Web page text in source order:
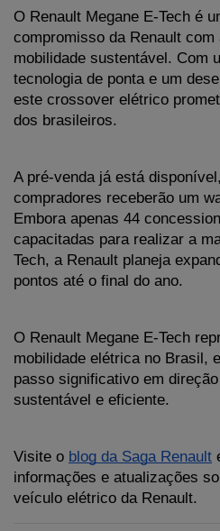
O Renault Megane E-Tech é
compromisso da Renault com
mobilidade sustentável. Com
tecnologia de ponta e um
este crossover elétrico
dos brasileiros.
A pré-venda já está
compradores receberão um
Embora apenas 44
capacitadas para realizar a
Tech, a Renault planeja
pontos até o final do ano.
O Renault Megane E-Tech
mobilidade elétrica no Brasil,
passo significativo em
sustentável e eficiente.
Visite o blog da Saga Renault
informações e atualizações
veículo elétrico da Renault.